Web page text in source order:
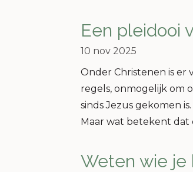
Een pleidooi
10 nov 2025
Onder Christenen is er
regels, onmogelijk om
sinds Jezus gekomen
Maar wat betekent dat
Weten wie je